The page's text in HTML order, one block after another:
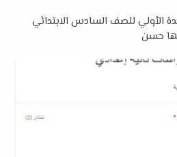
الأولي للصف السادس الابتدائي